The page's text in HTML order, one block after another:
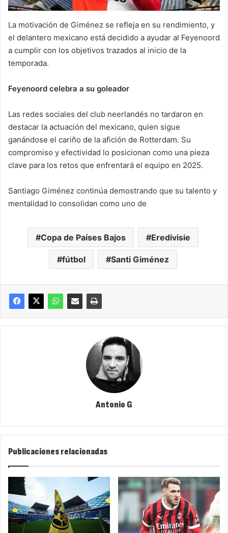
La motivación de Giménez se refleja en su rendimiento, y
el delantero mexicano está decidido a ayudar al Feyenoord
a cumplir con los objetivos trazados al inicio de la
temporada.
Feyenoord celebra a su goleador
Las redes sociales del club neerlandés no tardaron en
destacar la actuación del mexicano, quien sigue
ganándose el cariño de la afición de Rotterdam. Su
compromiso y efectividad lo posicionan como una pieza
clave para los retos que enfrentará el equipo en 2025.
Santiago Giménez continúa demostrando que su talento y
mentalidad lo consolidan como uno de
Copa de Países Bajos Eredivisie
fútbol Santi Giménez
Antonio G
Publicaciones relacionadas